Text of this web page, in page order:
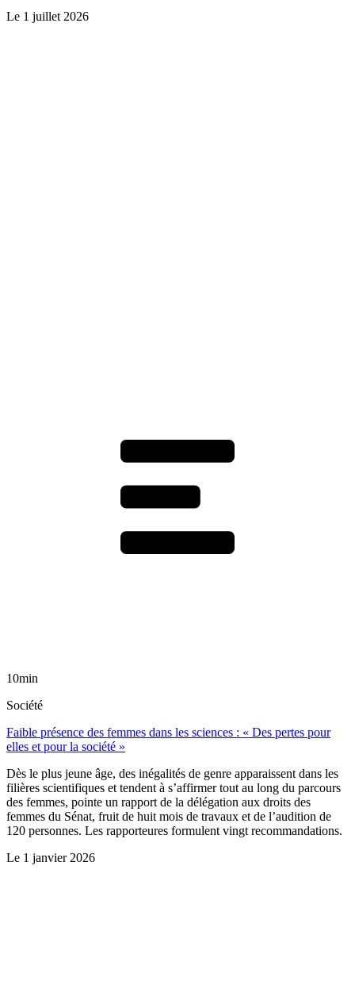
Le 1 juillet 2026
10min
Société
Faible présence des femmes dans les sciences : « Des pertes pour
elles et pour la société »
Dès le plus jeune âge, des inégalités de genre apparaissent dans les
filières scientifiques et tendent à s’affirmer tout au long du parcours
des femmes, pointe un rapport de la délégation aux droits des
femmes du Sénat, fruit de huit mois de travaux et de l’audition de
120 personnes. Les rapporteures formulent vingt recommandations.
Le 1 janvier 2026